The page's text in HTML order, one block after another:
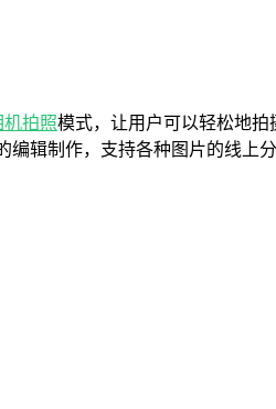
机拍照模式，让用户可以轻松地
辑制作，支持各种图片的线